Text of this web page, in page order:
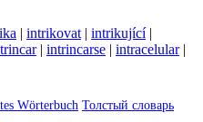
| intrikovat | intrikující |
| intrincarse | intracelular |
Wörterbuch Толстый словарь